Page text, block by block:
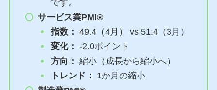
です。
サービス業PMI®
指数： 49.4（4月） vs 51.4（3月）
変化： -2.0ポイント
方向： 縮小（成長から縮小へ）
トレンド：
1か月の縮小